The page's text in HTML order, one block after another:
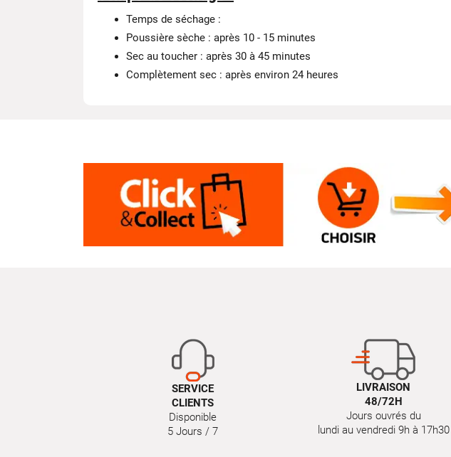
Temps de séchage :
Poussière sèche : après 10 - 15 minutes
Sec au toucher : après 30 à 45 minutes
Complètement sec : après environ 24 heures
SERVICE
CLIENTS
Disponible
5 Jours / 7
LIVRAISON
48/72H
Jours ouvrés du
lundi au vendredi 9h à 17h30